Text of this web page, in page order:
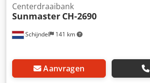
Schijndel 141 km
Centerdraaibank
Sunmaster CH-2690
Aanvragen